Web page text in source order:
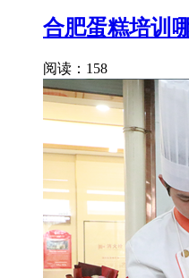
合肥蛋糕培训
阅读：158